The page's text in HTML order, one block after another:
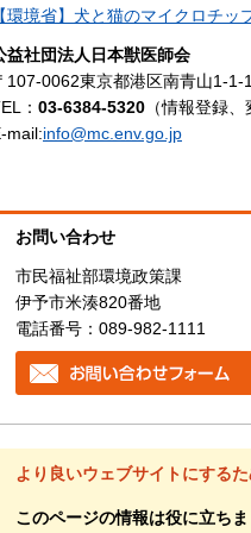
環境省】 犬と猫のマイクロチッ
益社団法人日本獣医師会
107-0062東京都港区南青山1-1-
： 03-6384-5320 （情報登録、
mail:info@mc.env.go.jp
お問い合わせ
市民福祉部環境政策課
伊予市米湊820番地
電話番号：089-982-1111
より良いウェブサイトにする
このページの情報は役に立ちま